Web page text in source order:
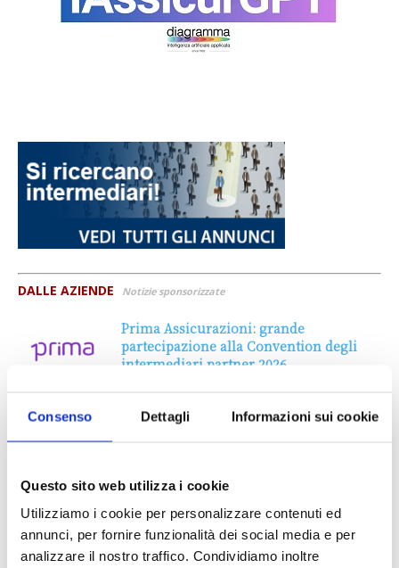
Consenso Dettagli Informazioni sui cookie
Questo sito web utilizza i cookie
Utilizziamo i cookie per personalizzare contenuti ed
annunci, per fornire funzionalità dei social media e per
analizzare il nostro traffico. Condividiamo inoltre
DALLE AZIENDE Notizie sponsorizzate
Prima Assicurazioni: grande
partecipazione alla Convention degli
intermediari partner 2026
MAGNIFICA HUMANITAS (l’impatto
IL MENSILE ASSINEWS LUGLIO-
AGOSTO 2026